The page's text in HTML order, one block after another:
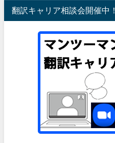
翻訳キャリア相談会開催中！